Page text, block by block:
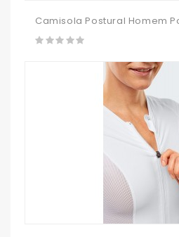
Camisola Postural Homem